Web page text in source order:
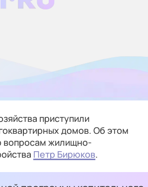
приступили
домов. Об этом
вопросам жилищно-
Петр Бирюков.